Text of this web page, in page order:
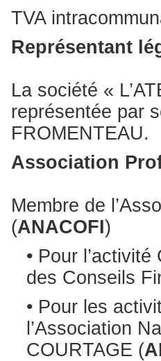
TVA
Représentant
La société «
représentée par
FROMENTEAU.
Association
Membre de
(ANACOFI)
• Pour
des Conseils
• Pour les
l’Association
COURTAGE (